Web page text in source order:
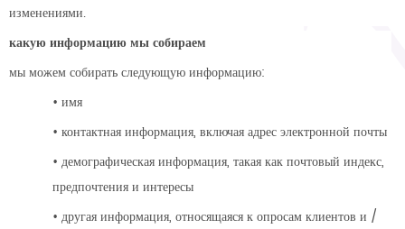
изменениями.
какую информацию мы собираем
мы можем собирать следующую информацию:
• имя
• контактная информация, включая адрес электронной почты
• демографическая информация, такая как почтовый индекс,
предпочтения и интересы
• другая информация, относящаяся к опросам клиентов и /